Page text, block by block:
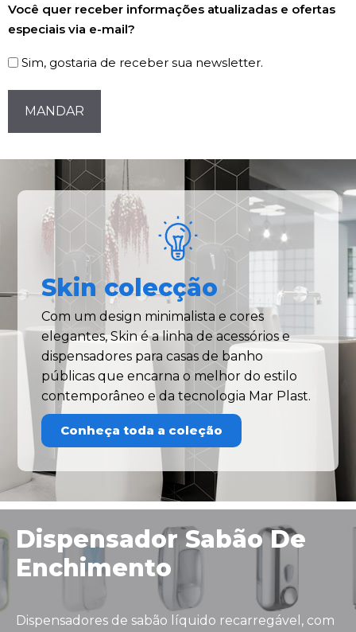
de
Newsletter
Você quer receber informações atualizadas e ofertas
especiais via e-mail?
Sim, gostaria de receber sua newsletter.
CAPTCHA
Skin colecção
Com um design minimalista e cores
elegantes, Skin é a linha de acessórios e
dispensadores para casas de banho
públicas que encarna o melhor do estilo
contemporâneo e da tecnologia Mar Plast.
Conheça toda a coleção
Dispensador Sabão De
Enchimento
Dispensadores de sabão líquido recarregável, com